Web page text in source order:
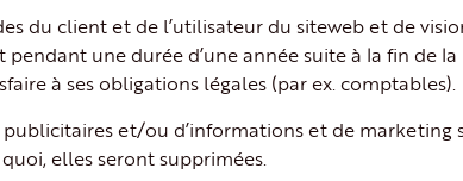
du client et de l’utilisateur du siteweb et de
une durée d’une année suite à la fin de
à ses obligations légales (par ex. comptables).
et/ou d’informations et de
elles seront supprimées.